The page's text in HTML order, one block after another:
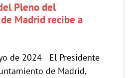
Pleno del
Madrid recibe a
de 2024 El Presidente
de Madrid,